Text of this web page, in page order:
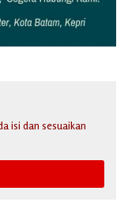
isi dan sesuaikan